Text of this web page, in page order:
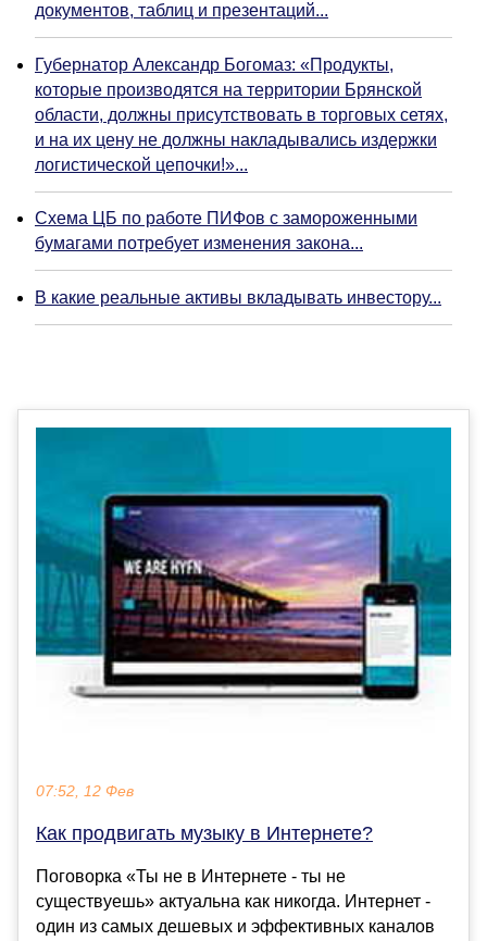
документов, таблиц и презентаций...
Губернатор Александр Богомаз: «Продукты,
которые производятся на территории Брянской
области, должны присутствовать в торговых сетях,
и на их цену не должны накладывались издержки
логистической цепочки!»...
Схема ЦБ по работе ПИФов с замороженными
бумагами потребует изменения закона...
В какие реальные активы вкладывать инвестору...
07:52, 12 Фев
Как продвигать музыку в Интернете?
Поговорка «Ты не в Интернете - ты не
существуешь» актуальна как никогда. Интернет -
один из самых дешевых и эффективных каналов